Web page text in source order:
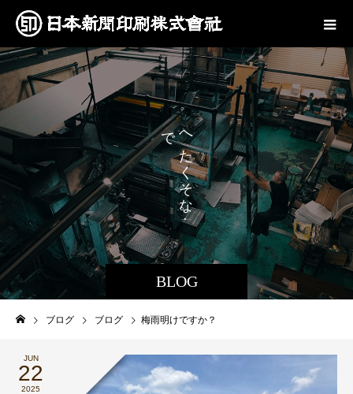
BLOG
へ
た
く
そ
な
。
で
も
、
ブログ ブログ 梅雨明けですか？
JUN
22
2025